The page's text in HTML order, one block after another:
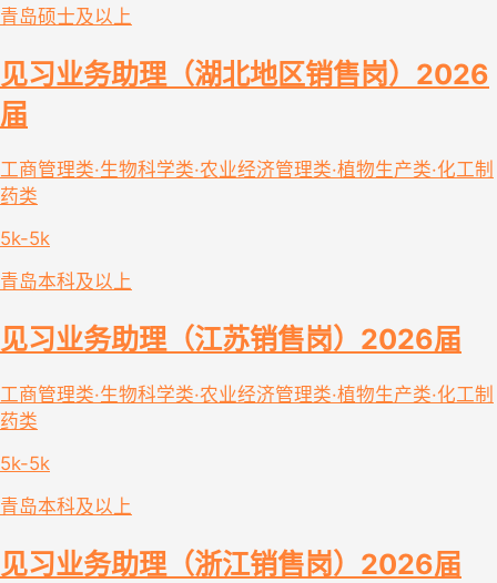
青岛硕士及以上
见习业务助理（湖北地区销售岗）2026
届
工商管理类·生物科学类·农业经济管理类·植物生产类·化工制
药类
5k-5k
青岛本科及以上
见习业务助理（江苏销售岗）2026届
工商管理类·生物科学类·农业经济管理类·植物生产类·化工制
药类
5k-5k
青岛本科及以上
见习业务助理（浙江销售岗）2026届